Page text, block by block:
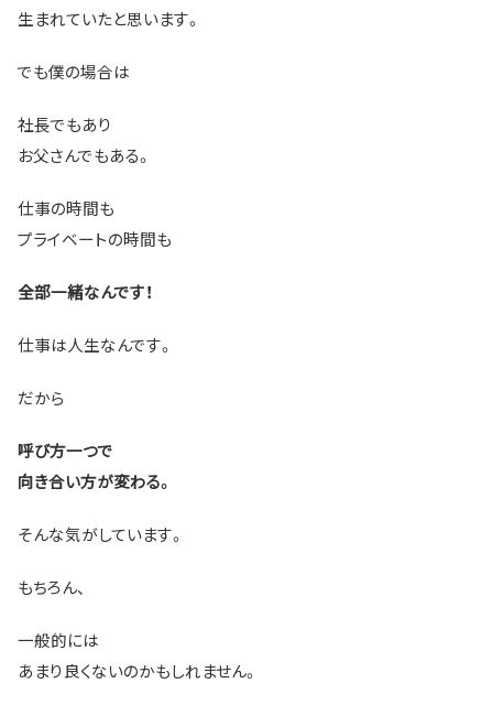
生まれていたと思います。
でも僕の場合は
社長でもあり
お父さんでもある。
仕事の時間も
プライベートの時間も
全部一緒なんです！
仕事は人生なんです。
だから
呼び方一つで
向き合い方が変わる。
そんな気がしています。
もちろん、
一般的には
あまり良くないのかもしれません。